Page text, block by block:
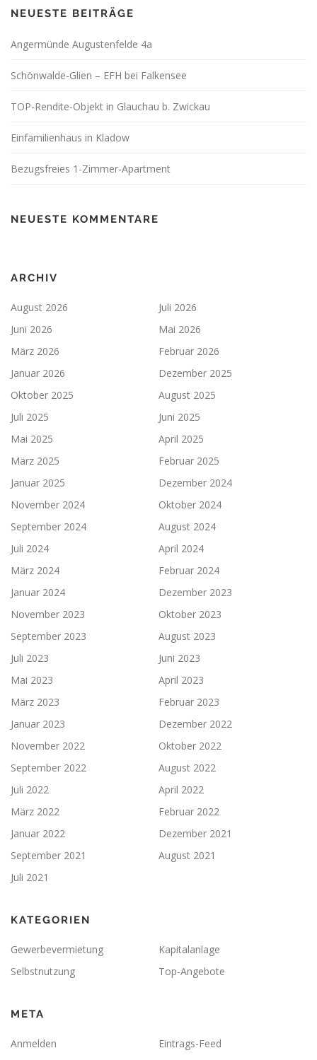
NEUESTE BEITRÄGE
Angermünde Augustenfelde 4a
Schönwalde-Glien – EFH bei Falkensee
TOP-Rendite-Objekt in Glauchau b. Zwickau
Einfamilienhaus in Kladow
Bezugsfreies 1-Zimmer-Apartment
NEUESTE KOMMENTARE
ARCHIV
August 2026
Juli 2026
Juni 2026
Mai 2026
März 2026
Februar 2026
Januar 2026
Dezember 2025
Oktober 2025
August 2025
Juli 2025
Juni 2025
Mai 2025
April 2025
März 2025
Februar 2025
Januar 2025
Dezember 2024
November 2024
Oktober 2024
September 2024
August 2024
Juli 2024
April 2024
März 2024
Februar 2024
Januar 2024
Dezember 2023
November 2023
Oktober 2023
September 2023
August 2023
Juli 2023
Juni 2023
Mai 2023
April 2023
März 2023
Februar 2023
Januar 2023
Dezember 2022
November 2022
Oktober 2022
September 2022
August 2022
Juli 2022
April 2022
März 2022
Februar 2022
Januar 2022
Dezember 2021
September 2021
August 2021
Juli 2021
KATEGORIEN
Gewerbevermietung
Kapitalanlage
Selbstnutzung
Top-Angebote
META
Anmelden
Eintrags-Feed